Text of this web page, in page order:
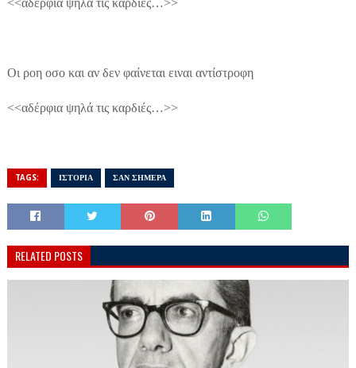
Οι ροη οσο και αν δεν φαίνεται ειναι αντίστροφη
<<αδέρφια ψηλά τις καρδιές…>>
TAGS: ΙΣΤΟΡΙΑ ΣΑΝ ΣΗΜΕΡΑ
RELATED POSTS